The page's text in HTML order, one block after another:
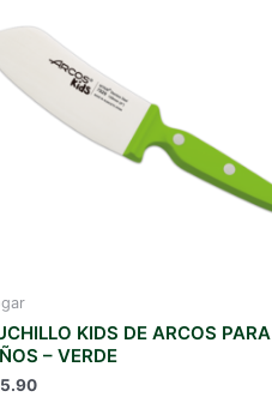
KIDS DE ARCOS PARA
– VERDE